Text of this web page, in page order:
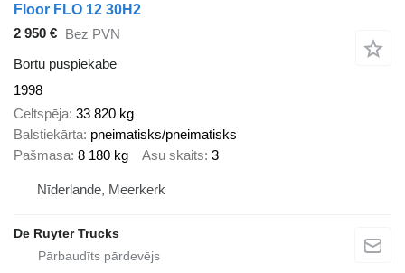
Floor FLO 12 30H2
2 950 € Bez PVN
Bortu puspiekabe
1998
Celtspēja 33 820 kg
Balstiekārta pneimatisks/pneimatisks
Pašmasa 8 180 kg Asu skaits 3
Nīderlande, Meerkerk
De Ruyter Trucks